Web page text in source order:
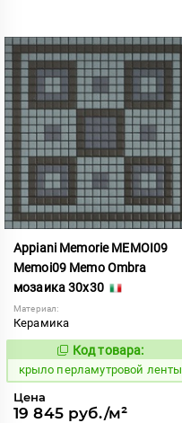
Appiani Memorie MEMOI09
Memoi09 Memo Ombra
мозаика 30x30
Материал:
Керамика
837043
Код товара:
крыло перламутровой ленты
Цена
19 845 руб./м²